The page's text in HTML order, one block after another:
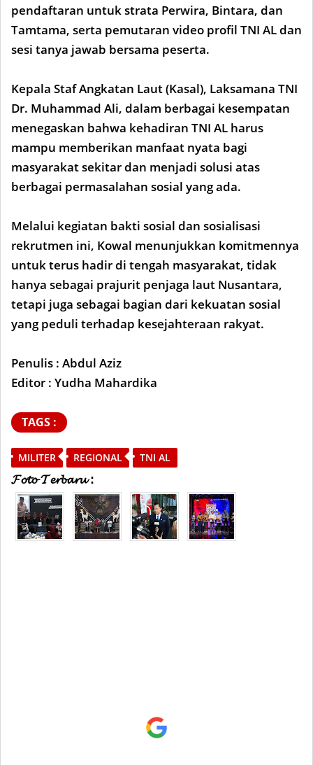
pendaftaran untuk strata Perwira, Bintara, dan
Tamtama, serta pemutaran video profil TNI AL dan
sesi tanya jawab bersama peserta.
Kepala Staf Angkatan Laut (Kasal), Laksamana TNI
Dr. Muhammad Ali, dalam berbagai kesempatan
menegaskan bahwa kehadiran TNI AL harus
mampu memberikan manfaat nyata bagi
masyarakat sekitar dan menjadi solusi atas
berbagai permasalahan sosial yang ada.
Melalui kegiatan bakti sosial dan sosialisasi
rekrutmen ini, Kowal menunjukkan komitmennya
untuk terus hadir di tengah masyarakat, tidak
hanya sebagai prajurit penjaga laut Nusantara,
tetapi juga sebagai bagian dari kekuatan sosial
yang peduli terhadap kesejahteraan rakyat.
Penulis : Abdul Aziz
Editor : Yudha Mahardika
TAGS :
MILITER REGIONAL TNI AL
𝓕𝓸𝓽𝓸 𝓣𝓮𝓻𝓫𝓪𝓻𝓾 :